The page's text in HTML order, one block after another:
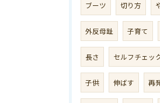
ブーツ 切り方
外反母趾 子育て
長さ セルフチェッ
子供 伸ばす 再